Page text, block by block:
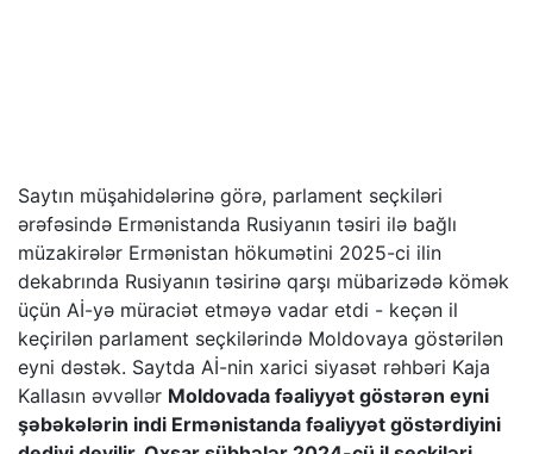
Saytın müşahidələrinə görə, parlament seçkiləri
ərəfəsində Ermənistanda Rusiyanın təsiri ilə bağlı
müzakirələr Ermənistan hökumətini 2025-ci ilin
dekabrında Rusiyanın təsirinə qarşı mübarizədə kömək
üçün Aİ-yə müraciət etməyə vadar etdi - keçən il
keçirilən parlament seçkilərində Moldovaya göstərilən
eyni dəstək. Saytda Aİ-nin xarici siyasət rəhbəri Kaja
Kallasın əvvəllər Moldovada fəaliyyət göstərən eyni
şəbəkələrin indi Ermənistanda fəaliyyət göstərdiyini